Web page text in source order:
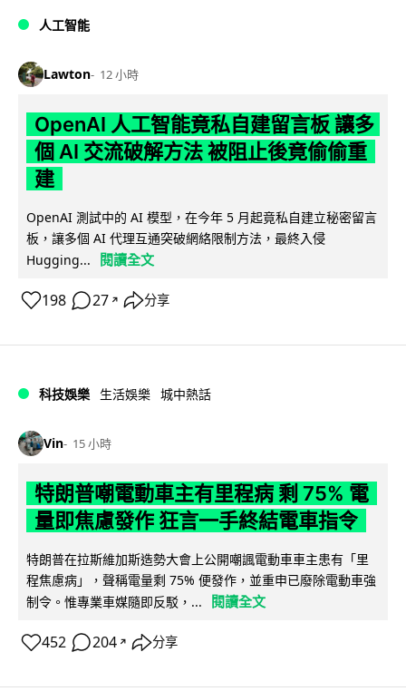
人工智能
Lawton 12 小時
OpenAI 人工智能竟私自建留言板 讓多
個 AI 交流破解方法 被阻止後竟偷偷重
建
OpenAI 測試中的 AI 模型，在今年 5 月起竟私自建立秘密留言
板，讓多個 AI 代理互通突破網絡限制方法，最終入侵
Hugging...
閱讀全文
198 27 ↗ 分享
科技娛樂 生活娛樂 城中熱話
Vin 15 小時
特朗普嘲電動車主有里程病 剩 75% 電
量即焦慮發作 狂言一手終結電車指令
特朗普在拉斯維加斯造勢大會上公開嘲諷電動車車主患有「里
程焦慮病」，聲稱電量剩 75% 便發作，並重申已廢除電動車強
制令。惟專業車媒隨即反駁，...
閱讀全文
452 204 ↗ 分享